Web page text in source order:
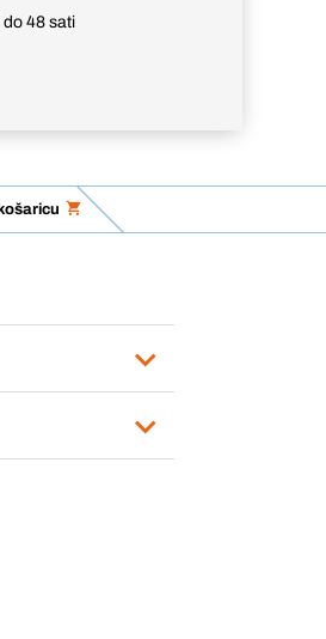
48 sati